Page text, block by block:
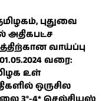
புதுவை
அதிகபட்ச
வாய்ப்பு
வரை:
உள்
ஒருசில